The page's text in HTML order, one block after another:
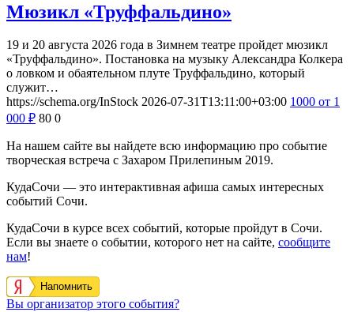
Мюзикл «Труффальдино»
19 и 20 августа 2026 года в Зимнем театре пройдет мюзикл
«Труффальдино». Постановка на музыку Александра Колкера
о ловком и обаятельном плуте Труффальдино, который
служит…
https://schema.org/InStock 2026-07-31T13:11:00+03:00 1000 от 1
000 ₽ 80 0
На нашем сайте вы найдете всю информацию про событие
творческая встреча с Захаром Прилепиным 2019.
КудаСочи — это интерактивная афиша самых интересных
событий Сочи.
КудаСочи в курсе всех событий, которые пройдут в Сочи.
Если вы знаете о событии, которого нет на сайте, сообщите
нам!
Напомнить
Вы организатор этого события?